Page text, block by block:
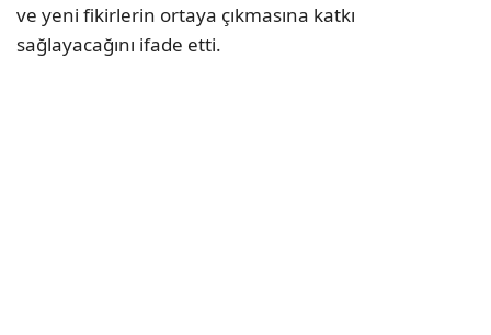
ve yeni fikirlerin ortaya çıkmasına katkı
sağlayacağını ifade etti.